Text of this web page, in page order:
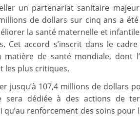
un partenariat sanitaire
de dollars sur cinq ans a
la santé maternelle et
Cet accord s’inscrit dans le
de santé mondiale, dont
les plus critiques.
jusqu’à 107,4 millions de dollars
sera dédiée à des actions de
renforcement des soins pour